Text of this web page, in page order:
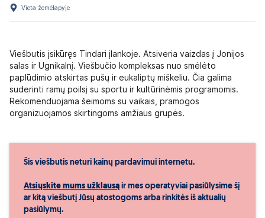
Vieta žemėlapyje
Viešbutis įsikūręs Tindari įlankoje. Atsiveria vaizdas į Jonijos
salas ir Ugnikalnį. Viešbučio kompleksas nuo smėlėto
paplūdimio atskirtas pušų ir eukaliptų miškeliu. Čia galima
suderinti ramų poilsį su sportu ir kultūrinėmis programomis.
Rekomenduojama šeimoms su vaikais, pramogos
organizuojamos skirtingoms amžiaus grupės.
Šis viešbutis neturi kainų pardavimui internetu.
Atsiųskite mums užklausą ir mes operatyviai pasiūlysime šį
ar kitą viešbutį Jūsų atostogoms arba rinkitės iš aktualių
pasiūlymų.